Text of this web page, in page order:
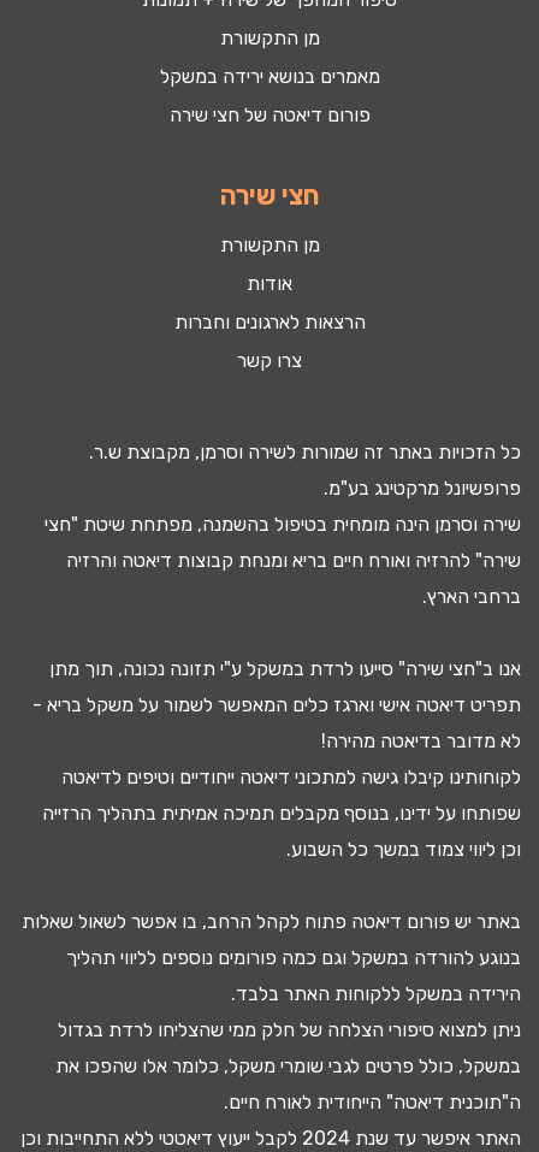
מן התקשורת
מאמרים בנושא ירידה במשקל
פורום דיאטה של חצי שירה
חצי שירה
מן התקשורת
אודות
הרצאות לארגונים וחברות
צרו קשר
כל הזכויות באתר זה שמורות לשירה וסרמן, מקבוצת ש.ר.
פרופשיונל מרקטינג בע"מ.
שירה וסרמן הינה מומחית בטיפול בהשמנה, מפתחת שיטת "חצי
שירה" להרזיה ואורח חיים בריא ומנחת קבוצות דיאטה והרזיה
ברחבי הארץ.
אנו ב"חצי שירה" סייעו לרדת במשקל ע"י תזונה נכונה, תוך מתן
תפריט דיאטה אישי וארגז כלים המאפשר לשמור על משקל בריא -
לא מדובר בדיאטה מהירה!
לקוחותינו קיבלו גישה למתכוני דיאטה ייחודיים וטיפים לדיאטה
שפותחו על ידינו, בנוסף מקבלים תמיכה אמיתית בתהליך הרזייה
וכן ליווי צמוד במשך כל השבוע.
באתר יש פורום דיאטה פתוח לקהל הרחב, בו אפשר לשאול שאלות
בנוגע להורדה במשקל וגם כמה פורומים נוספים לליווי תהליך
הירידה במשקל ללקוחות האתר בלבד.
ניתן למצוא סיפורי הצלחה של חלק ממי שהצליחו לרדת בגדול
במשקל, כולל פרטים לגבי שומרי משקל, כלומר אלו שהפכו את
ה"תוכנית דיאטה" הייחודית לאורח חיים.
האתר איפשר עד שנת 2024 לקבל
ייעוץ דיאטטי ללא התחייבות וכן